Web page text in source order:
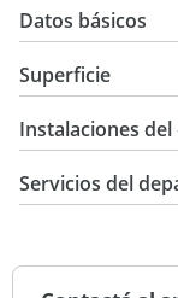
Datos básicos
USD
Superficie
38 m2
Instalaciones
Servicios del